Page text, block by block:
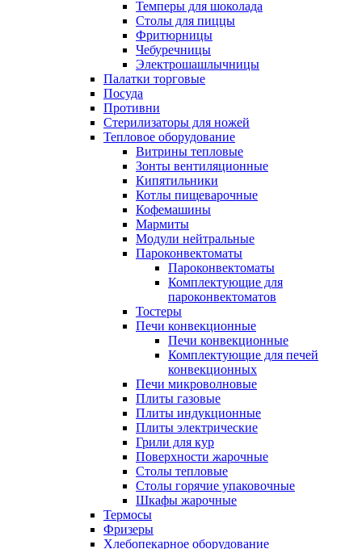
Темперы для шоколада
Столы для пиццы
Фритюрницы
Чебуречницы
Электрошашлычницы
Палатки торговые
Посуда
Противни
Стерилизаторы для ножей
Тепловое оборудование
Витрины тепловые
Зонты вентиляционные
Кипятильники
Котлы пищеварочные
Кофемашины
Мармиты
Модули нейтральные
Пароконвектоматы
Пароконвектоматы
Комплектующие для
пароконвектоматов
Тостеры
Печи конвекционные
Печи конвекционные
Комплектующие для печей
конвекционных
Печи микроволновые
Плиты газовые
Плиты индукционные
Плиты электрические
Грили для кур
Поверхности жарочные
Столы тепловые
Столы горячие упаковочные
Шкафы жарочные
Термосы
Фризеры
Хлебопекарное оборудование